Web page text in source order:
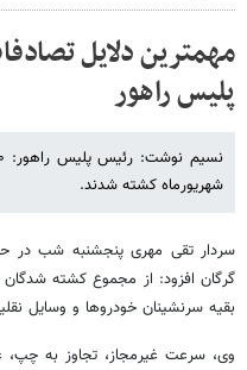
مهمترین دلایل
پلیس راهور
شهریورماه کشته شدند.
بقیه سرنشینان خودروها و وسایل
وی، سرعت غیرمجاز، تجاوز به